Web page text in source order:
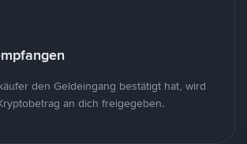
den Geldeingang bestätigt hat, wird
an dich freigegeben.